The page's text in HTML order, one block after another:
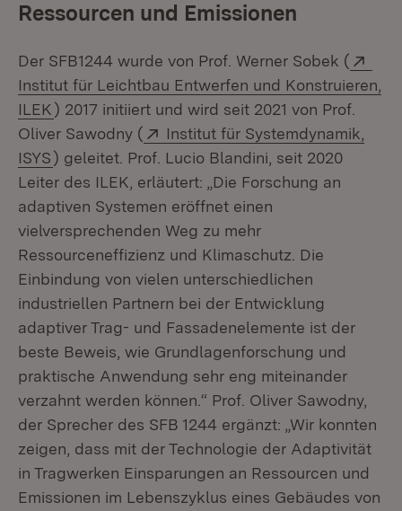
Ressourcen und Emissionen
Der SFB1244 wurde von Prof. Werner Sobek (
Institut für Leichtbau Entwerfen und Konstruieren,
ILEK(Öffnet in neuem Fenster)
) 2017 initiiert und wird seit 2021 von Prof.
Oliver Sawodny (
Extern:
Institut für Systemdynamik,
ISYS(Öffnet in neuem Fenster)
) geleitet. Prof. Lucio Blandini, seit 2020
Leiter des ILEK, erläutert: „Die Forschung an
adaptiven Systemen eröffnet einen
vielversprechenden Weg zu mehr
Ressourceneffizienz und Klimaschutz. Die
Einbindung von vielen unterschiedlichen
industriellen Partnern bei der Entwicklung
adaptiver Trag- und Fassadenelemente ist der
beste Beweis, wie Grundlagenforschung und
praktische Anwendung sehr eng miteinander
verzahnt werden können.“ Prof. Oliver Sawodny,
der Sprecher des SFB 1244 ergänzt: „Wir konnten
zeigen, dass mit der Technologie der Adaptivität
in Tragwerken Einsparungen an Ressourcen und
Emissionen im Lebenszyklus eines Gebäudes von